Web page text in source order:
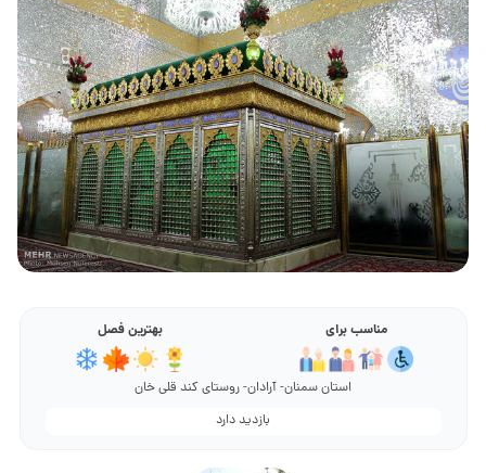
مناسب برای بهترین فصل
استان سمنان- آرادان- روستای کند قلی خان
بازدید دارد